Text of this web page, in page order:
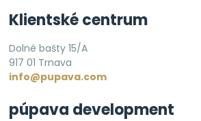
Klientské centrum
Dolné bašty 15/A
917 01 Trnava
info@pupava.com
púpava development